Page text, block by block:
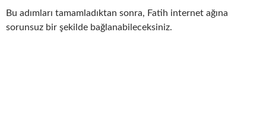
Bu adımları tamamladıktan sonra, Fatih internet ağına
sorunsuz bir şekilde bağlanabileceksiniz.